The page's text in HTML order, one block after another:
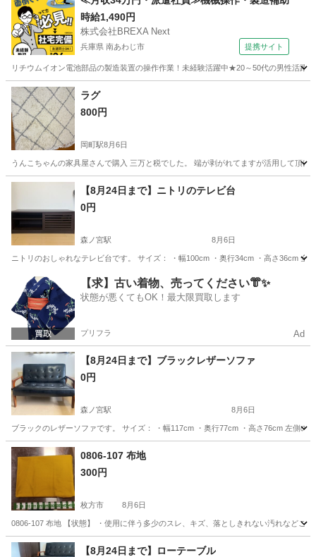
時給1,490円
株式会社BREXA Next
兵庫県 南あわじ市 提携サイト
リチウムイオン電池部品の製造装置の操作作業！未経験活躍中★20～50代の男性活
兵庫 南あわじ市ラグ
800円
岡町駅8月6日
うんこちゃんの家具屋さんで購入 三万と税でした。 端が剥がれてますが活用して頂
大阪 豊中市 岡町駅 カーペット/マット/ラグ ラグ
【8月24日まで】ニトリのテレビ台
0円
森ノ宮駅 8月6日
ニトリのおしゃれなテレビ台です。 サイズ： ・幅100cm ・奥行34cm ・高さ36cm
大阪 大阪市 森ノ宮駅 収納家具
【求】古い着物、売ってください👘✨
状態が悪くてもOK！最大限買取します
プリフラ Ad
【8月24日まで】ブラックレザーソファ
0円
森ノ宮駅 8月6日
ブラックのレザーソファです。 サイズ： ・幅117cm ・奥行77cm ・高さ76cm 左側
大阪 大阪市 ソファ
0806-107 布地
300円
枚方市 8月6日
0806-107 布地 【状態】 ・使用に伴う多少のスレ、キズ、落としきれない汚れなど
大阪 枚方市 ファブリック、カバー
【8月24日まで】ローテーブル